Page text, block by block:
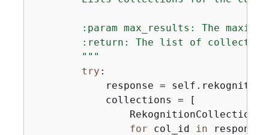
:param max_results: The
:return: The list of
        """
try :
response =
            collections = [
                RekognitionCollection(
for col_id in response[